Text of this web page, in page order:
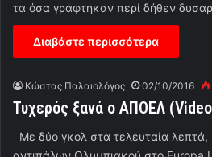
τα όσα γράφτηκαν περί δήθεν
Διαβάστε περισσότερα
Κώστας Παλαιολόγος 02/10/2016
Τυχερός ξανά ο ΑΠΟΕΛ
Με δύο γκολ στα τελευταία